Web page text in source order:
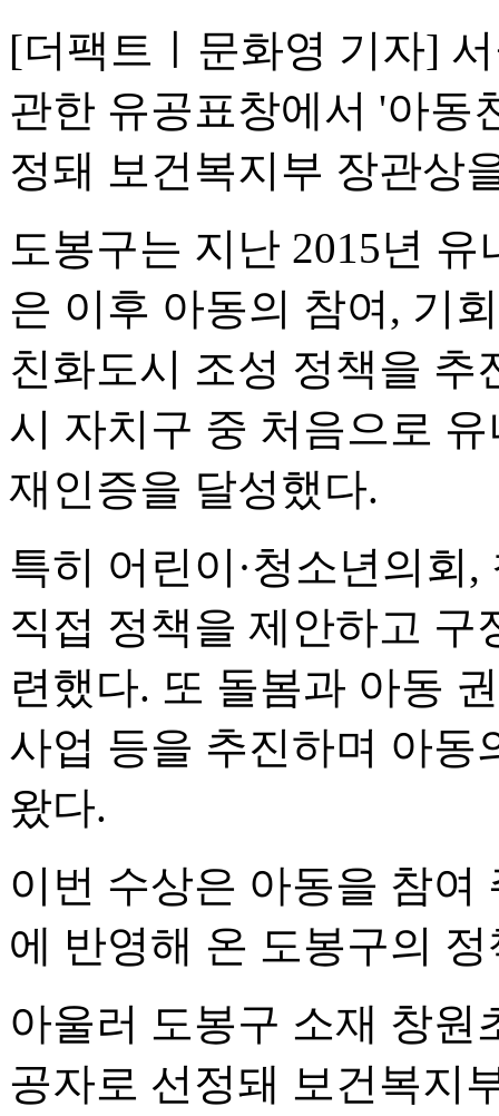
[더팩트ㅣ문화영 기자]
관한 유공표창에서 '아동
정돼 보건복지부 장관상
도봉구는 지난 2015년
은 이후 아동의 참여, 기
친화도시 조성 정책을 추
시 자치구 중 처음으로
재인증을 달성했다.
특히 어린이·청소년의회
직접 정책을 제안하고 구
련했다. 또 돌봄과 아동
사업 등을 추진하며 아동
왔다.
이번 수상은 아동을 참여
에 반영해 온 도봉구의
아울러 도봉구 소재 창원
공자로 선정돼 보건복지